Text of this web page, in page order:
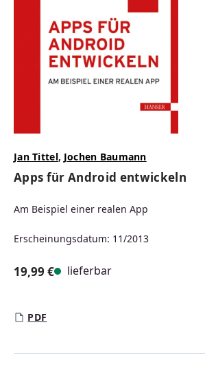
Jan Tittel, Jochen Baumann
Apps für Android entwickeln
Am Beispiel einer realen App
Erscheinungsdatum: 11/2013
19,99 € lieferbar
PDF